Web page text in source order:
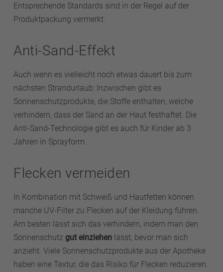
Entsprechende Standards sind in der Regel auf der
Produktpackung vermerkt.
Anti-Sand-Effekt
Auch wenn es vielleicht noch etwas dauert bis zum
nächsten Strandurlaub: Inzwischen gibt es
Sonnenschutzprodukte, die Stoffe enthalten, welche
verhindern, dass der Sand an der Haut festhaftet. Die
Anti-Sand-Technologie gibt es auch für Kinder ab 3
Jahren in Sprayform.
Flecken vermeiden
In Kombination mit Schweiß und Hautfetten können
manche UV-Filter zu Flecken auf der Kleidung führen.
Am besten lässt sich das verhindern, indem man den
Sonnenschutz gut einziehen lässt, bevor man sich
anzieht. Viele Sonnenschutzprodukte aus der Apotheke
haben eine Textur, die das Risiko für Flecken reduzieren.